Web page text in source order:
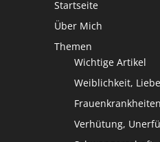
Startseite
Über Mich
Themen
Wichtige Artikel
Weiblichkeit,
Verhütung,